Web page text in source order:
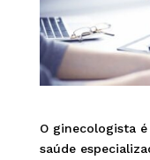
O ginecologista
saúde